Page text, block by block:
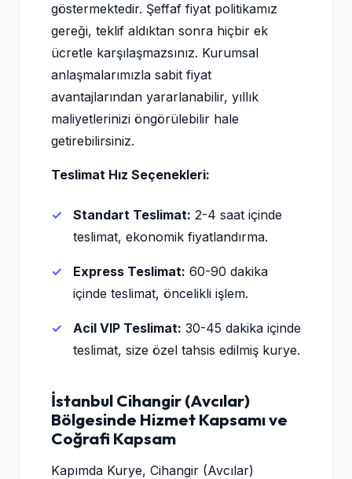
göstermektedir. Şeffaf fiyat politikamız
gereği, teklif aldıktan sonra hiçbir ek
ücretle karşılaşmazsınız. Kurumsal
anlaşmalarımızla sabit fiyat
avantajlarından yararlanabilir, yıllık
maliyetlerinizi öngörülebilir hale
getirebilirsiniz.
Teslimat Hız Seçenekleri:
Standart Teslimat: 2-4 saat içinde
teslimat, ekonomik fiyatlandırma.
Express Teslimat: 60-90 dakika
içinde teslimat, öncelikli işlem.
Acil VIP Teslimat: 30-45 dakika içinde
teslimat, size özel tahsis edilmiş kurye.
İstanbul Cihangir (Avcılar)
Bölgesinde Hizmet Kapsamı ve
Coğrafi Kapsam
Kapımda Kurye, Cihangir (Avcılar)